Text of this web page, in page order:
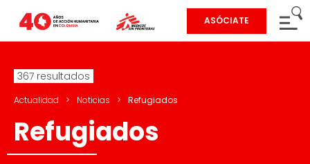
ASÓCIATE
367 resultados
Actualidad > Noticias > Refugiados
Refugiados